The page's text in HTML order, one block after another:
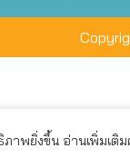
าพยิ่งขึ้น อ่านเพิ่มเติ
ช้งานที่ดีให้แก่ท่าน